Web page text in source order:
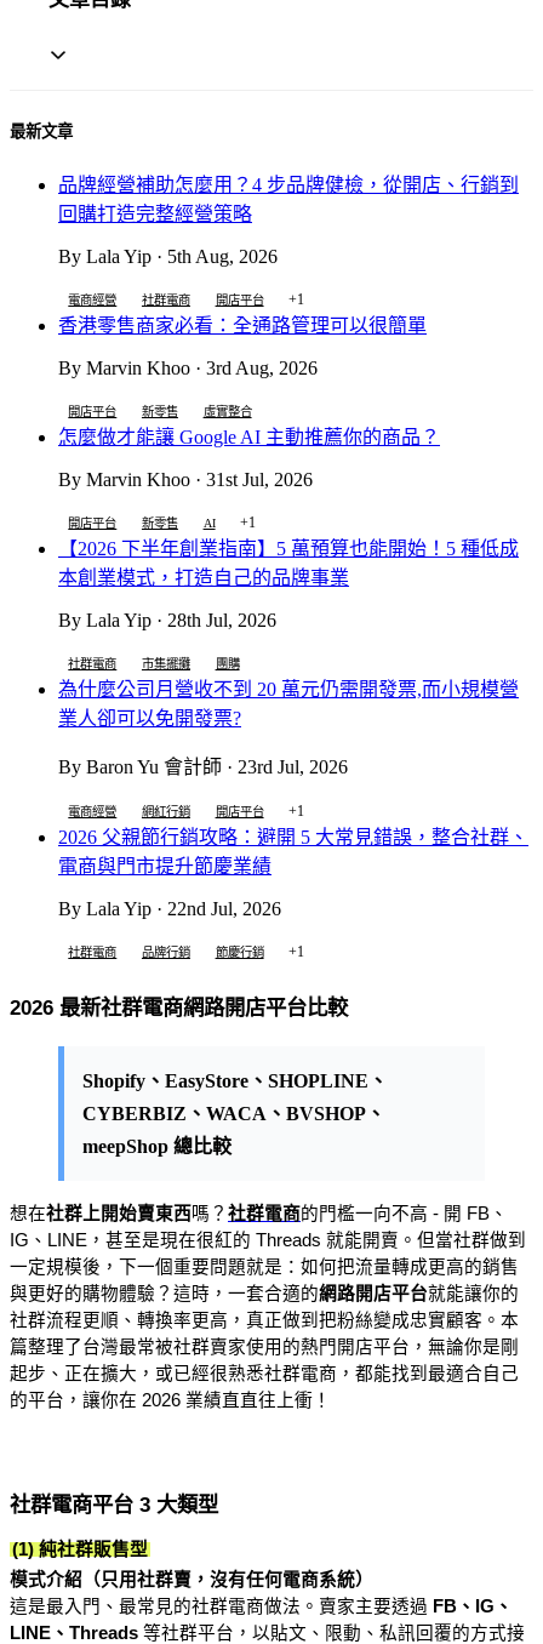
最新文章
品牌經營補助怎麼用？4 步品牌健檢，從開店、行銷到
回購打造完整經營策略
By Lala Yip · 5th Aug, 2026
電商經營 社群電商 開店平台 +1
香港零售商家必看：全通路管理可以很簡單
By Marvin Khoo · 3rd Aug, 2026
開店平台 新零售 虛實整合
怎麼做才能讓 Google AI 主動推薦你的商品？
By Marvin Khoo · 31st Jul, 2026
開店平台 新零售 AI +1
【2026 下半年創業指南】5 萬預算也能開始！5 種低成
本創業模式，打造自己的品牌事業
By Lala Yip · 28th Jul, 2026
社群電商 市集擺攤 團購
為什麼公司月營收不到 20 萬元仍需開發票,而小規模營
業人卻可以免開發票?
By Baron Yu 會計師 · 23rd Jul, 2026
電商經營 網紅行銷 開店平台 +1
2026 父親節行銷攻略：避開 5 大常見錯誤，整合社群、
電商與門市提升節慶業績
By Lala Yip · 22nd Jul, 2026
社群電商 品牌行銷 節慶行銷 +1
2026 最新社群電商網路開店平台比較
Shopify、EasyStore、SHOPLINE、
CYBERBIZ、WACA、BVSHOP、
meepShop 總比較
想在社群上開始賣東西嗎？ 社群電商的門檻一向不高 - 開 FB、
IG、LINE，甚至是現在很紅的 Threads 就能開賣。但當社群做到
一定規模後，下一個重要問題就是：如何把流量轉成更高的銷售
與更好的購物體驗？這時，一套合適的網路開店平台就能讓你的
社群流程更順、轉換率更高，真正做到把粉絲變成忠實顧客。本
篇整理了台灣最常被社群賣家使用的熱門開店平台，無論你是剛
起步、正在擴大，或已經很熟悉社群電商，都能找到最適合自己
的平台，讓你在 2026 業績直直往上衝！
社群電商平台 3 大類型
(1) 純社群販售型
模式介紹（只用社群賣，沒有任何電商系統）
這是最入門、最常見的社群電商做法。賣家主要透過 FB、IG、
LINE、Threads 等社群平台，以貼文、限動、私訊回覆的方式接